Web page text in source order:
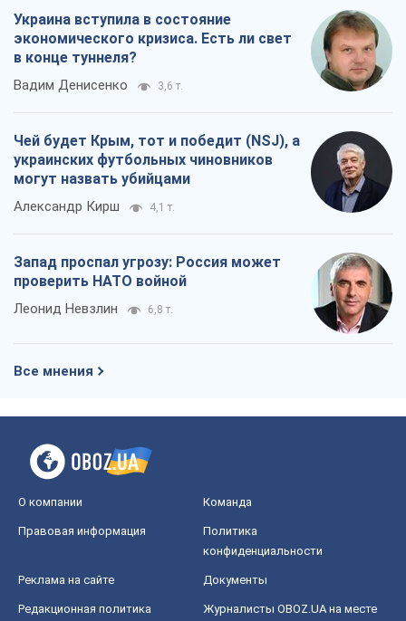
Украина вступила в состояние
экономического кризиса. Есть ли свет
в конце туннеля?
Вадим Денисенко 3,6 т.
Чей будет Крым, тот и победит (NSJ), а
украинских футбольных чиновников
могут назвать убийцами
Александр Кирш 4,1 т.
Запад проспал угрозу: Россия может
проверить НАТО войной
Леонид Невзлин 6,8 т.
Все мнения
О компании Команда
Правовая информация
Политика
конфиденциальности
Реклама на сайте Документы
Редакционная политика
Журналисты OBOZ.UA на месте